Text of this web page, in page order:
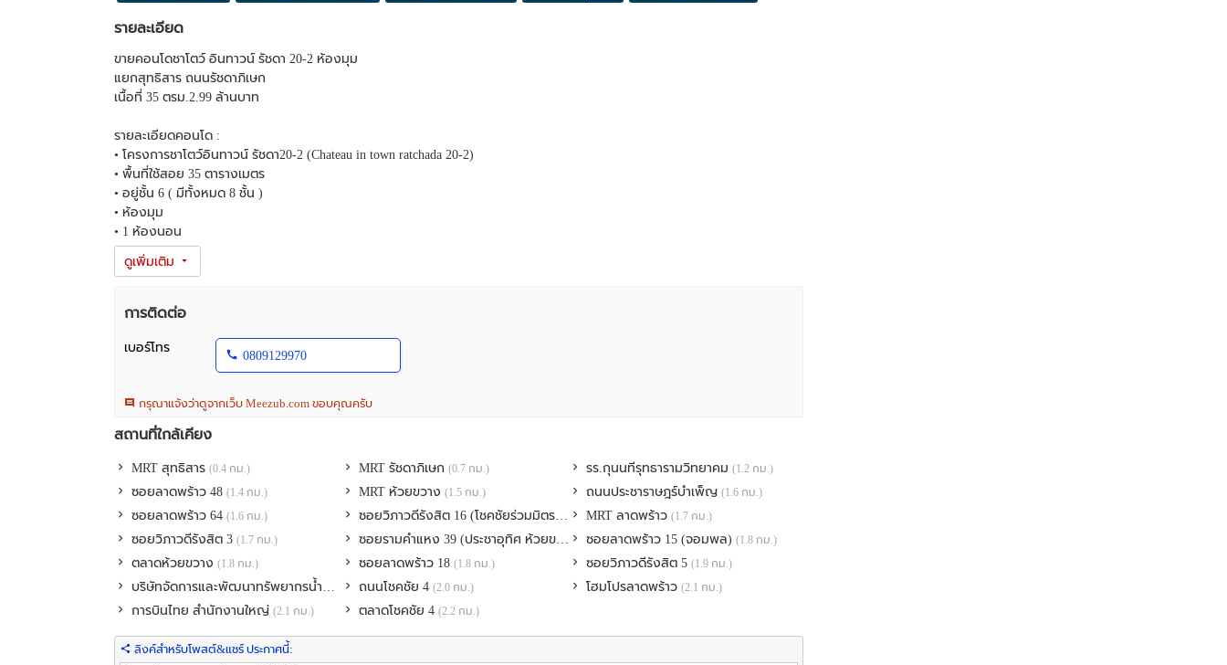
รายละเอียด
ขายคอนโดชาโตว์ อินทาวน์ รัชดา 20-2 ห้องมุม
แยกสุทธิสาร ถนนรัชดาภิเษก
เนื้อที่ 35 ตรม.2.99 ล้านบาท
รายละเอียดคอนโด :
• โครงการชาโตว์อินทาวน์ รัชดา20-2 (Chateau in town ratchada 20-2)
• พื้นที่ใช้สอย 35 ตารางเมตร
• อยู่ชั้น 6 ( มีทั้งหมด 8 ชั้น )
• ห้องมุม
• 1 ห้องนอน
• 1 ห้องน้ำ
• มีเคาน์เตอร์ครัว
• มีระเบียง
แถมฟรี!!เฟอร์นิเจอร์บิลด์อินสั่งทำ ให้มากกว่าโครงการ!!
พร้อมกระจกขนาดใหญ่ กันฝุ่น อย่างดี
• ตู้เก็บของใบใหญ่ 1 ใบ
• เครื่องทำน้ำอุ่น 1 เครื่อง
• ตู้เย็น 2 ประตู
• แอร์ขนาด 12000 BTU จำนวน 2 ตัว ยี่ห้อ Panasonic และ Mitsubishi
• เครื่องกรองน้ำ ระบบ RO ยี่ห้อ Pure
• เตาไฟฟ้า พร้อมเครื่องดูดควัน
• ห้องน้ำกระจกนิรภัย
• โคมไฟประดับ 3 อัน
• จอดรถฟรี 1 คัน
**อุปกรณ์ภายในห้องครบครัน
พร้อมเข้าอยู่ได้ทันที**
การติดต่อ
เบอร์โทร
0809129970
กรุณาแจ้งว่าดูจากเว็บ Meezub.com ขอบคุณครับ
สถานที่ใกล้เคียง
MRT สุทธิสาร (0.4 กม.) MRT รัชดาภิเษก(0.7 กม.) รร.กุนนทีรุทธารามวิทยาคม(1.2 กม.)
ซอยลาดพร้าว 48 (1.4 กม.) MRT ห้วยขวาง(1.5 กม.) ถนนประชาราษฎร์บำเพ็ญ(1.6 กม.)
ซอยลาดพร้าว 64 (1.6 กม.) ซอยวิภาวดีรังสิต 16 (โชคชัยร่วมมิตร) (1.7 กม.)MRT ลาดพร้าว(1.7 กม.)
ซอยวิภาวดีรังสิต 3 (1.7 กม.) ซอยรามคำแหง 39 (ประชาอุทิศ ห้วยขวาง) (1.8 กม.)
ซอยลาดพร้าว 15 (จอมพล)(1.8 กม.)
ตลาดห้วยขวาง (1.8 กม.) ซอยลาดพร้าว 18(1.8 กม.) ซอยวิภาวดีรังสิต 5(1.9 กม.)
บริษัทจัดการและพัฒนาทรัพยากรน้ำภาคตะวันออก จำกัด (มหาชน) ถนนโชคชัย 4(2.0 กม.) โฮมโปรลาดพร้าว(2.1 กม.)
การบินไทย สำนักงานใหญ่ (2.1 กม.) ตลาดโชคชัย 4(2.2 กม.)
ลิงค์สำหรับโพสต์&แชร์ ประกาศนี้: